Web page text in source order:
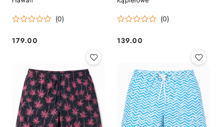
(0)
Cena:
179.00
(0)
Cena:
139.00